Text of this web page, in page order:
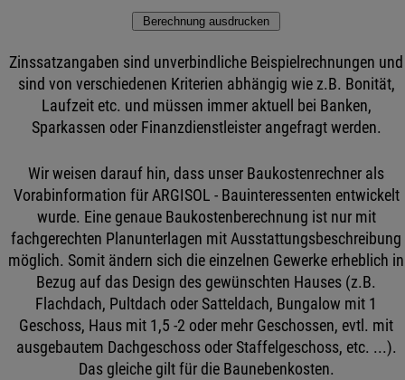
Zinssatzangaben sind unverbindliche Beispielrechnungen und
sind von verschiedenen Kriterien abhängig wie z.B. Bonität,
Laufzeit etc. und müssen immer aktuell bei Banken,
Sparkassen oder Finanzdienstleister angefragt werden.
Wir weisen darauf hin, dass unser Baukostenrechner als
Vorabinformation für ARGISOL - Bauinteressenten entwickelt
wurde. Eine genaue Baukostenberechnung ist nur mit
fachgerechten Planunterlagen mit Ausstattungsbeschreibung
möglich. Somit ändern sich die einzelnen Gewerke erheblich in
Bezug auf das Design des gewünschten Hauses (z.B.
Flachdach, Pultdach oder Satteldach, Bungalow mit 1
Geschoss, Haus mit 1,5 -2 oder mehr Geschossen, evtl. mit
ausgebautem Dachgeschoss oder Staffelgeschoss, etc. ...).
Das gleiche gilt für die Baunebenkosten.